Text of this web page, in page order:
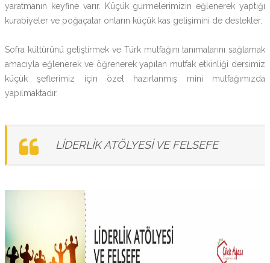
yaratmanın keyfine varır. Küçük gurmelerimizin eğlenerek yaptığı
kurabiyeler ve poğaçalar onların küçük kas gelişimini de destekler.
Sofra kültürünü geliştirmek ve Türk mutfağını tanımalarını sağlamak
amacıyla eğlenerek ve öğrenerek yapılan mutfak etkinliği dersimiz
küçük şeflerimiz için özel hazırlanmış mini mutfağımızda
yapılmaktadır.
LİDERLİK ATÖLYESİ VE FELSEFE